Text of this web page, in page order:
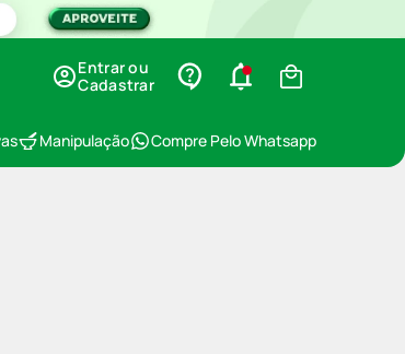
Entrar ou
Cadastrar
Manipulação Compre Pelo Whatsapp